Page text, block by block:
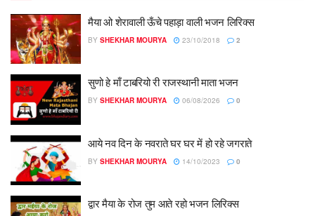
मैया ओ शेरावाली ऊँचे पहाड़ा वाली भजन लिरिक्स
BY SHEKHAR MOURYA 23/10/2018 2
सुणो हे माँ टाबरियो री राजस्थानी माता भजन
BY SHEKHAR MOURYA 06/08/2026 0
आये नव दिन के नवराते घर घर में हो रहे जगराते
BY SHEKHAR MOURYA 14/10/2023 0
द्वार मैया के रोज तुम आते रहो भजन लिरिक्स